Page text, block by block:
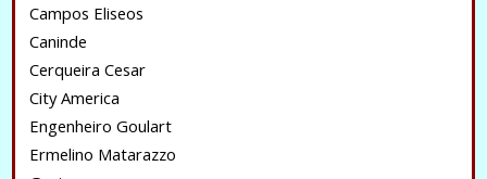
Campos Eliseos
Caninde
Cerqueira Cesar
City America
Engenheiro Goulart
Ermelino Matarazzo